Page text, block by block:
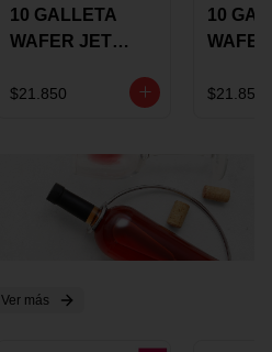
10 GALLETA
WAFER JET
GRS
$21.850
10
GRS
$21.850
Ver más